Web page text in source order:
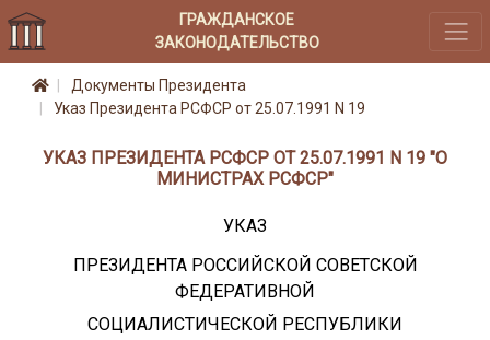
ГРАЖДАНСКОЕ
ЗАКОНОДАТЕЛЬСТВО
Документы Президента
Указ Президента РСФСР от 25.07.1991 N 19
УКАЗ ПРЕЗИДЕНТА РСФСР ОТ 25.07.1991 N 19 "О
МИНИСТРАХ РСФСР"
УКАЗ
ПРЕЗИДЕНТА РОССИЙСКОЙ СОВЕТСКОЙ
ФЕДЕРАТИВНОЙ
СОЦИАЛИСТИЧЕСКОЙ РЕСПУБЛИКИ